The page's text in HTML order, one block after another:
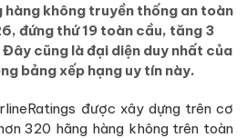
hàng không truyền thống an toàn
đứng thứ 19 toàn cầu, tăng 3
cũng là đại diện duy nhất của
bảng xếp hạng uy tín này.
được xây dựng trên cơ
320 hãng hàng không trên toàn